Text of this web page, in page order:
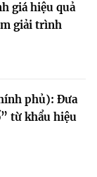
giá hiệu quả
giải trình
phủ): Đưa
từ khẩu hiệu